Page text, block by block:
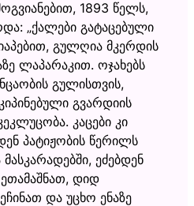
1893 წელს,
„ქალები გატაცებული
გულღია მკერდის
ლაპარაკით. ოჯახებს
გულისთვის,
გვარდიის
კაცები კი
პატიჟობის წერილს
ეძებდენ
ეთამაშნათ, დიდ
და უცხო ენაზე